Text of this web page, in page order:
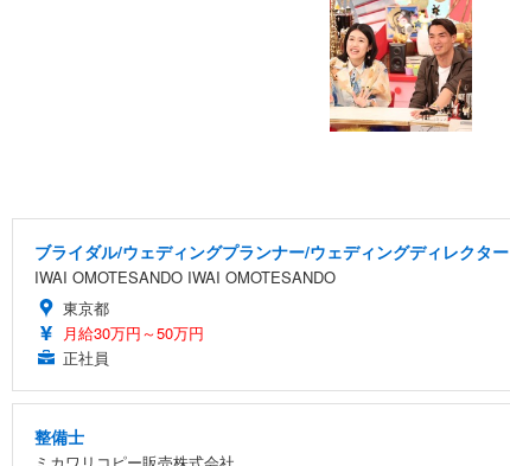
ブライダル/ウェディングプランナー/ウェディングディレクター
IWAI OMOTESANDO IWAI OMOTESANDO
東京都
月給30万円～50万円
正社員
整備士